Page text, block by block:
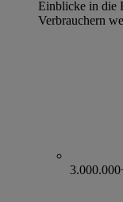
Einblicke in die
Verbrauchern